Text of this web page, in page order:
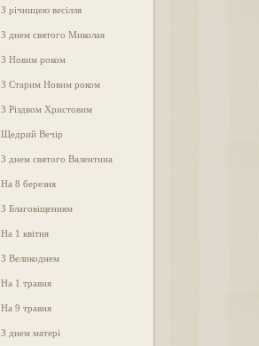
З річницею весілля
З днем святого Миколая
З Новим роком
З Старим Новим роком
З Різдвом Христовим
Щедрий Вечір
З днем святого Валентина
На 8 березня
З Благовіщенням
На 1 квітня
З Великоднем
На 1 травня
На 9 травня
З днем матері